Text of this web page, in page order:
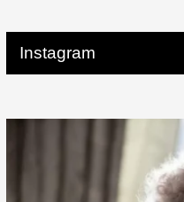
Instagram